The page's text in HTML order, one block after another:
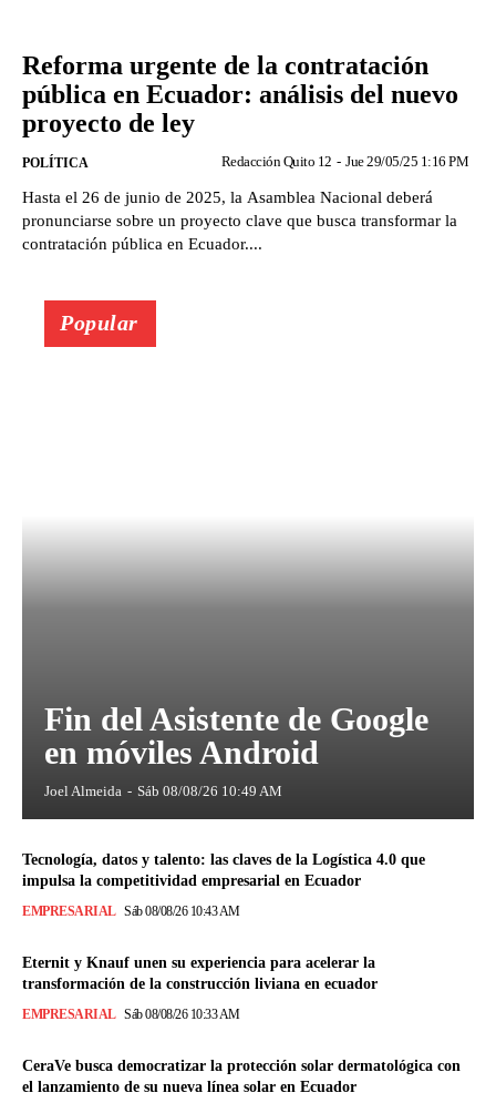
Reforma urgente de la contratación
pública en Ecuador: análisis del nuevo
proyecto de ley
POLÍTICA Redacción Quito 12 - Jue 29/05/25 1:16 PM
Hasta el 26 de junio de 2025, la Asamblea Nacional deberá
pronunciarse sobre un proyecto clave que busca transformar la
contratación pública en Ecuador....
Popular
Fin del Asistente de Google
en móviles Android
Joel Almeida - Sáb 08/08/26 10:49 AM
Tecnología, datos y talento: las claves de la Logística 4.0 que
impulsa la competitividad empresarial en Ecuador
EMPRESARIAL Sáb 08/08/26 10:43 AM
Eternit y Knauf unen su experiencia para acelerar la
transformación de la construcción liviana en ecuador
EMPRESARIAL Sáb 08/08/26 10:33 AM
CeraVe busca democratizar la protección solar dermatológica con
el lanzamiento de su nueva línea solar en Ecuador